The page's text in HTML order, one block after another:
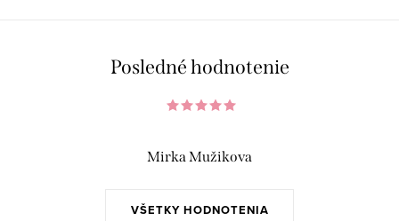
Posledné hodnotenie
VŠETKY HODNOTENIA
Mirka Mužikova